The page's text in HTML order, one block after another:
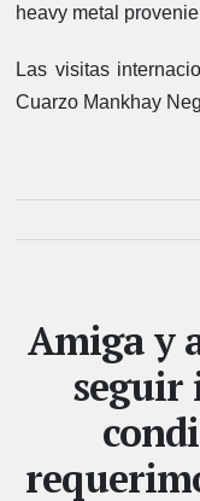
heavy metal
Las visitas
Cuarzo Mankhay
Amiga y
seguir